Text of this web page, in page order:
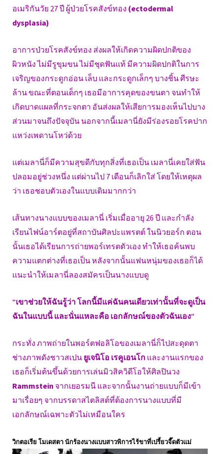
อเมริกันวัย 27 ปี ผู้ป่วยโรคสังข์ทอง (ectodermal
dysplasia)
อาการป่วยโรคสังข์ทอง ส่งผลให้เกิดความผิดปกติของ
ผิวหนัง ไม่มีรูขุมขน ไม่มีชุดฟันแท้ มีความผิดปกติในการ
เจริญของกระดูกอ่อน เล็บ และกระดูกเล็กๆ บางชิ้น ศีรษะ
ล้าน ขณะที่ตอนเด็กๆ เธอมีอาการคุดของขนตา จนทำให้
เกิดบาดแผลที่กระจกตา อันส่งผลให้เสียการมองเห็นไปบาง
ส่วนมาจนถึงปัจจุบัน นอกจากนี้เมลานี่ยังมีร่องรอยโรคปาก
แหว่งเพดานโหว่ด้วย
แต่เมลานี่ก็มีความสุขดีกับทุกสิ่งที่เธอเป็น เมลานี่เคยใส่ฟัน
ปลอมอยู่ช่วงหนึ่ง แต่ผ่านไป 7 เดือนก็เลิกใส่ โดยให้เหตุผล
ว่า เธอชอบตัวเองในแบบเดิมมากกว่า
เส้นทางนางแบบของเมลานี่ เริ่มเมื่ออายุ 26 ปี และกำลัง
เรียนไฟน์อาร์ตอยู่ที่สถาบันศิลปะแพรตต์ ในนิวยอร์ก ตอน
นั้นเธอได้เรียนการถ่ายพอร์เทรตตัวเอง ทำให้เธอค้นพบ
ความแตกต่างที่เธอเป็น หลังจากนั้นแฟนหนุ่มของเธอก็ได้
แนะนำให้เมลานี่ลองสมัครเป็นนางแบบดู
“เขาช่วยให้ฉันรู้ว่า โลกนี้มีแค่ฉันคนเดียวเท่านั้นที่จะดูเป็น
ฉันในแบบนี้ และนั่นแหละคือ เอกลักษณ์ของตัวฉันเอง“
กระทั่ง ภาพถ่ายในพอร์ตฟอลิโอของเมลานี่ก็ไปสะดุดตา
ช่างภาพดังชาวสเปน ยูเจนิโอ เรคูเอนโก และงานแรกของ
เธอก็เริ่มต้นขึ้นด้วยการเล่นมิวสิควิดีโอให้ศิลปินวง
Rammstein จากเยอรมนี และจากนั้นงานถ่ายแบบก็มีเข้า
มาเรื่อยๆ จากบรรดาสไตลิสต์ที่ต้องการนางแบบที่มี
เอกลักษณ์เฉพาะตัวไม่เหมือนใคร
วิกตอเรีย โมเดสตา นักร้องนางแบบสาวพิการไร้ขาที่เปรี้ยวจี๊ดตัวแม่